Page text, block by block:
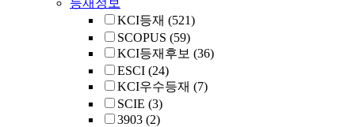
등재정보
KCI등재 (521)
SCOPUS (59)
KCI등재후보 (36)
ESCI (24)
KCI우수등재 (7)
SCIE (3)
3903 (2)